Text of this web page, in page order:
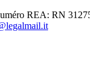
REA: RN